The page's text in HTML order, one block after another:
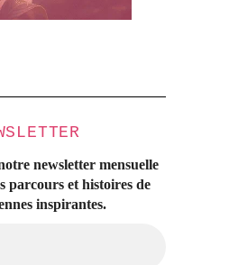
newsletter mensuelle
parcours et histoires de
inspirantes.